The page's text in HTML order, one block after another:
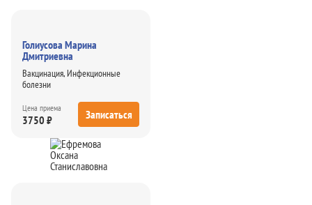
Голиусова Марина
Дмитриевна
Вакцинация, Инфекционные
болезни
Цена приема
3750 ₽ Записаться